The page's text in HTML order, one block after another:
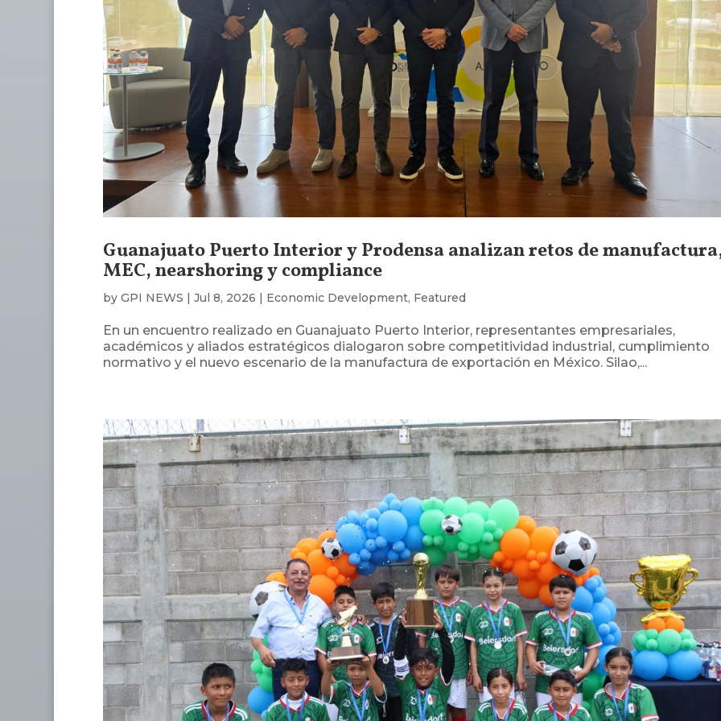
Guanajuato Puerto Interior y Prodensa analizan retos de
MEC, nearshoring y compliance
by GPI NEWS Jul 8, 2026 Economic Development, Featured
En un encuentro realizado en Guanajuato Puerto Interior, representantes empresariales,
académicos y aliados estratégicos dialogaron sobre competitividad industrial, cumplimiento
normativo y el nuevo escenario de la manufactura de exportación en México. Silao,...